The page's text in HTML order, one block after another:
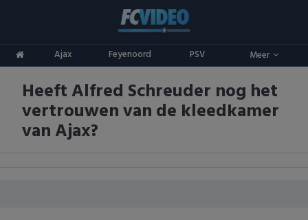
Ajax Feyenoord PSV Meer
ADO Den Haag
Ajax
AZ
Competities
Eredivisie
Keuken Kampioen Divisie
Oranje
Goals & Samenvattingen
Heeft Alfred Schreuder nog het
vertrouwen van de kleedkamer
van Ajax?